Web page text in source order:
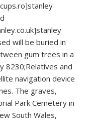
will be buried in
gum trees in a
8230;Relatives and
navigation device
The graves,
Park Cemetery in
South Wales,